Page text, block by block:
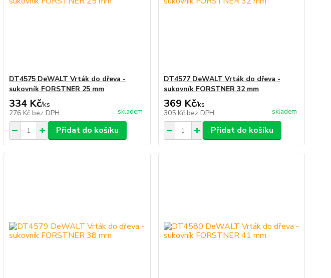
DT4575 DeWALT Vrták do dřeva -
sukovník FORSTNER 25 mm
334 Kč/ks
276 Kč bez DPH skladem
Přidat do košíku
DT4577 DeWALT Vrták do dřeva -
sukovník FORSTNER 32 mm
369 Kč/ks
305 Kč bez DPH skladem
Přidat do košíku